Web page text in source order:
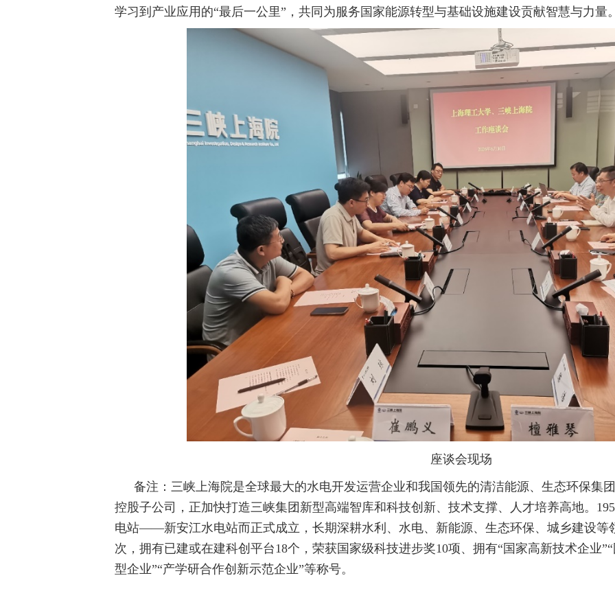
学习到产业应用的“最后一公里” ，共同为服务国家能源转型与基础设施建设贡献智慧与力量
座谈会现场
备注：三峡上海院是全球最大的水电开发运营企业和我国领先的清洁能源、生态环保集团
控股子公司，正加快打造三峡集团新型高端智库和科技创新、技术支撑、人才培养高地。
电站——新安江水电站而正式成立，长期深耕水利、水电、新能源、生态环保、城乡建设等
次，拥有已建或在建科创平台18个，荣获国家级科技进步奖10项、拥有“国家高新技术企业
型企业”“产学研合作创新示范企业”等称号。